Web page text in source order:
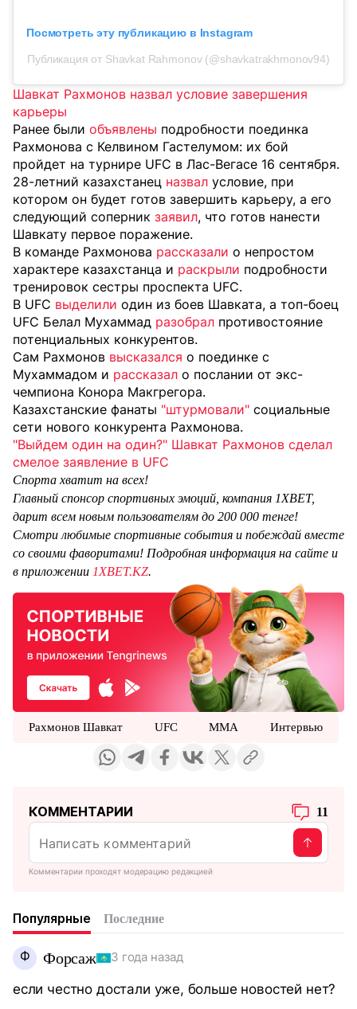
Посмотреть эту публикацию в Instagram
Публикация от Shavkat Rahmonov (@shavkatrakhmonov94)
Шавкат Рахмонов назвал условие завершения
карьеры
Ранее были объявлены подробности поединка
Рахмонова с Келвином Гастелумом: их бой
пройдет на турнире UFC в Лас-Вегасе 16 сентября.
28-летний казахстанец назвал условие, при
котором он будет готов завершить карьеру, а его
следующий соперник заявил, что готов нанести
Шавкату первое поражение.
В команде Рахмонова рассказали о непростом
характере казахстанца и раскрыли подробности
тренировок сестры проспекта UFC.
В UFC выделили один из боев Шавката, а топ-боец
UFC Белал Мухаммад разобрал противостояние
потенциальных конкурентов.
Сам Рахмонов высказался о поединке с
Мухаммадом и рассказал о послании от экс-
чемпиона Конора Макгрегора.
Казахстанские фанаты "штурмовали" социальные
сети нового конкурента Рахмонова.
"Выйдем один на один?" Шавкат Рахмонов сделал
смелое заявление в UFC
Спорта хватит на всех!
Главный спонсор спортивных эмоций, компания 1XBET,
дарит всем новым пользователям до 200 000 тенге!
Смотри любимые спортивные события и побеждай вместе
со своими фаворитами! Подробная информация на сайте и
в приложении 1XBET.KZ.
Рахмонов Шавкат UFC ММА Интервью
КОММЕНТАРИИ 11
Комментарии проходят модерацию редакцией
Популярные Последние
Ф Форсаж 3 года назад
если честно достали уже, больше новостей нет?